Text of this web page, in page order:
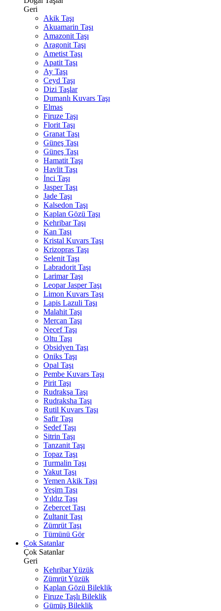
Geri
Akik Taşı
Akuamarin Taşı
Amazonit Taşı
Aragonit Taşı
Ametist Taşı
Apatit Taşı
Ay Taşı
Ceyd Taşı
Dizi Taşlar
Dumanlı Kuvars Taşı
Elmas
Firuze Taşı
Florit Taşı
Granat Taşı
Güneş Taşı
Güneş Taşı
Hamatit Taşı
Havlit Taşı
İnci Taşı
Jasper Taşı
Jade Taşı
Kalsedon Taşı
Kaplan Gözü Taşı
Kehribar Taşı
Kan Taşı
Kristal Kuvars Taşı
Krizopras Taşı
Selenit Taşı
Labradorit Taşı
Larimar Taşı
Leopar Jasper Taşı
Limon Kuvars Taşı
Lapis Lazuli Taşı
Malahit Taşı
Mercan Taşı
Necef Taşı
Oltu Taşı
Obsidyen Taşı
Oniks Taşı
Opal Taşı
Pembe Kuvars Taşı
Pirit Taşı
Rudrakşa Taşı
Rudraksha Taşı
Rutil Kuvars Taşı
Safir Taşı
Sedef Taşı
Sitrin Taşı
Tanzanit Taşı
Topaz Taşı
Turmalin Taşı
Yakut Taşı
Yemen Akik Taşı
Yeşim Taşı
Yıldız Taşı
Zebercet Taşı
Zultanit Taşı
Zümrüt Taşı
Tümünü Gör
Çok Satanlar
Çok Satanlar
Geri
Kehribar Yüzük
Zümrüt Yüzük
Kaplan Gözü Bileklik
Firuze Taşlı Bileklik
Gümüş Bileklik